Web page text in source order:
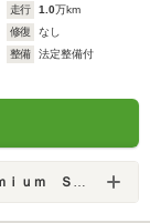
走行 1.0万km
修復
なし
整備
法定整備付
ｉｏｎ 春日部